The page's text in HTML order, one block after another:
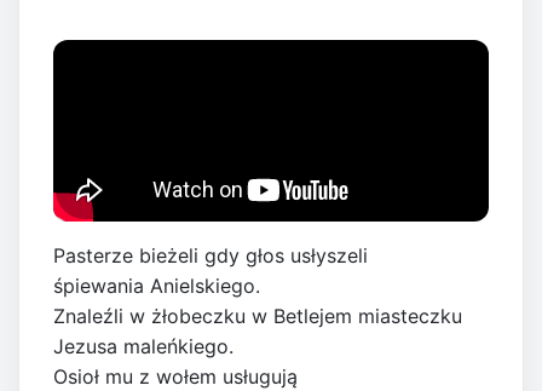
Pasterze bieżeli gdy głos usłyszeli
śpiewania Anielskiego.
Znaleźli w żłobeczku w Betlejem miasteczku
Jezusa maleńkiego.
Osioł mu z wołem usługują